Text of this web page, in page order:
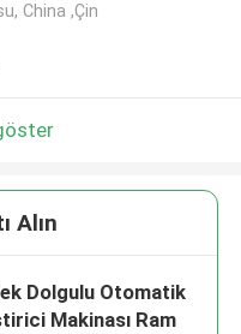
China ,Çin
Alın
Dolgulu Otomatik
Makinası Ram